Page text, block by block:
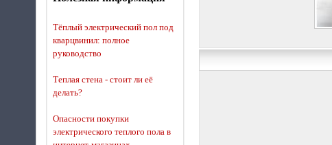
Тёплый электрический пол под
кварцвинил: полное
руководство
Теплая стена - стоит ли её
делать?
Опасности покупки
электрического теплого пола в